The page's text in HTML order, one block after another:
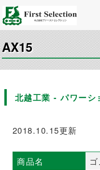
AX15
北越工業 - パワー
2018.10.15更新
商品名